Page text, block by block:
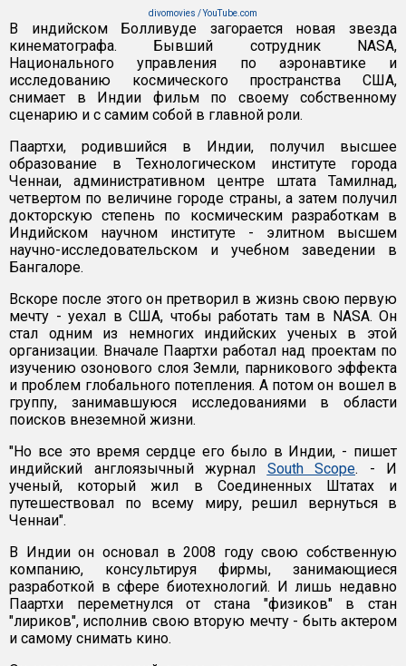
divomovies / YouTube.com
В индийском Болливуде загорается новая звезда
кинематографа. Бывший сотрудник NASA,
Национального управления по аэронавтике и
исследованию космического пространства США,
снимает в Индии фильм по своему собственному
сценарию и с самим собой в главной роли.
Паартхи, родившийся в Индии, получил высшее
образование в Технологическом институте города
Ченнаи, административном центре штата Тамилнад,
четвертом по величине городе страны, а затем получил
докторскую степень по космическим разработкам в
Индийском научном институте - элитном высшем
научно-исследовательском и учебном заведении в
Бангалоре.
Вскоре после этого он претворил в жизнь свою первую
мечту - уехал в США, чтобы работать там в NASA. Он
стал одним из немногих индийских ученых в этой
организации. Вначале Паартхи работал над проектам по
изучению озонового слоя Земли, парникового эффекта
и проблем глобального потепления. А потом он вошел в
группу, занимавшуюся исследованиями в области
поисков внеземной жизни.
"Но все это время сердце его было в Индии, - пишет
индийский англоязычный журнал South Scope. - И
ученый, который жил в Соединенных Штатах и
путешествовал по всему миру, решил вернуться в
Ченнаи".
В Индии он основал в 2008 году свою собственную
компанию, консультируя фирмы, занимающиеся
разработкой в сфере биотехнологий. И лишь недавно
Паартхи переметнулся от стана "физиков" в стан
"лириков", исполнив свою вторую мечту - быть актером
и самому снимать кино.